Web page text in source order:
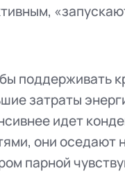
поддерживать
затраты
идет
они оседают
парной